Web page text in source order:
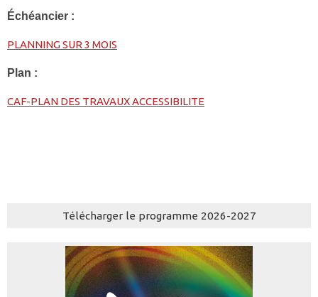
Échéancier :
PLANNING SUR 3 MOIS
Plan :
CAF-PLAN DES TRAVAUX ACCESSIBILITE
Télécharger le programme 2026-2027